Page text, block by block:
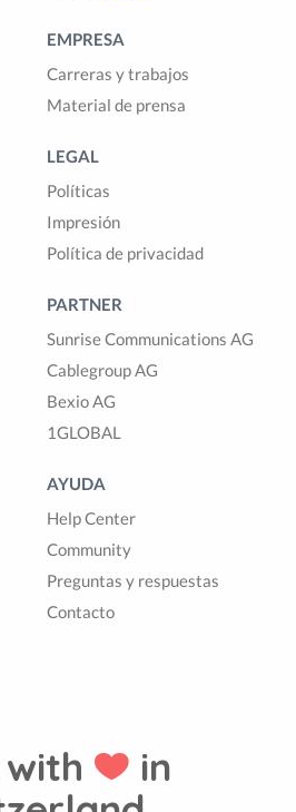
EMPRESA
Carreras y trabajos
Material de prensa
LEGAL
Políticas
Impresión
Política de privacidad
PARTNER
Sunrise Communications AG
Cablegroup AG
Bexio AG
1GLOBAL
AYUDA
Help Center
Community
Preguntas y respuestas
Contacto
in